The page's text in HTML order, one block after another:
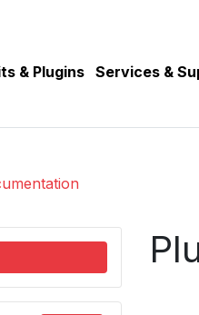
& Plugins Services &